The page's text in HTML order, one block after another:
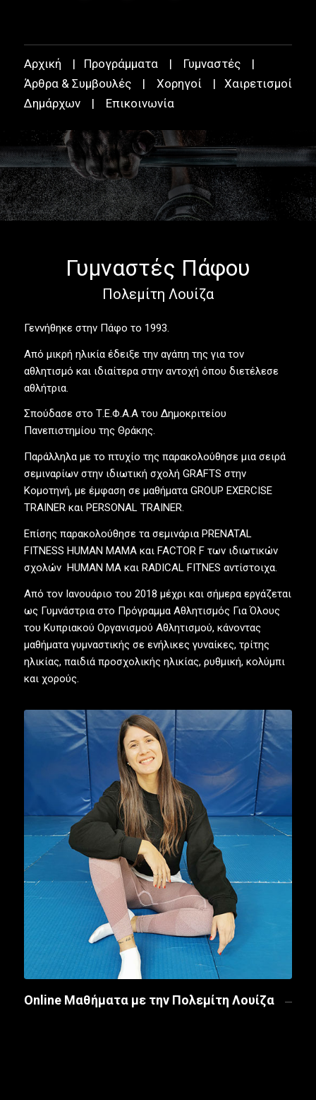
Αρχική | Προγράμματα| Γυμναστές|
Άρθρα & Συμβουλές| Χορηγοί | Χαιρετισμοί
Δημάρχων| Επικοινωνία
Γυμναστές Πάφου
Πολεμίτη Λουίζα
Γεννήθηκε στην Πάφο το 1993.
Από μικρή ηλικία έδειξε την αγάπη της για τον
αθλητισμό και ιδιαίτερα στην αντοχή όπου διετέλεσε
αθλήτρια.
Σπούδασε στο Τ.Ε.Φ.Α.Α του Δημοκριτείου
Πανεπιστημίου της Θράκης.
Παράλληλα με το πτυχίο της παρακολούθησε μια σειρά
σεμιναρίων στην ιδιωτική σχολή GRAFTS στην
Κομοτηνή, με έμφαση σε μαθήματα GROUP EXERCISE
TRAINER και PERSONAL TRAINER.
Επίσης παρακολούθησε τα σεμινάρια PRENATAL
FITNESS HUMAN MAMA και FACTOR F των ιδιωτικών
σχολών HUMAN MA και RADICAL FITNES αντίστοιχα.
Από τον Ιανουάριο του 2018 μέχρι και σήμερα εργάζεται
ως Γυμνάστρια στο Πρόγραμμα Αθλητισμός Για Όλους
του Κυπριακού Οργανισμού Αθλητισμού, κάνοντας
μαθήματα γυμναστικής σε ενήλικες γυναίκες, τρίτης
ηλικίας, παιδιά προσχολικής ηλικίας, ρυθμική, κολύμπι
και χορούς.
Οnline Μαθήματα με την Πολεμίτη Λουίζα